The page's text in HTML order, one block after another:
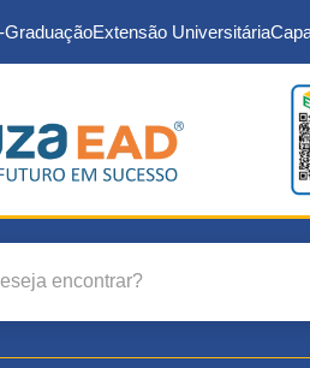
GraduaçãoExtensão Universitária